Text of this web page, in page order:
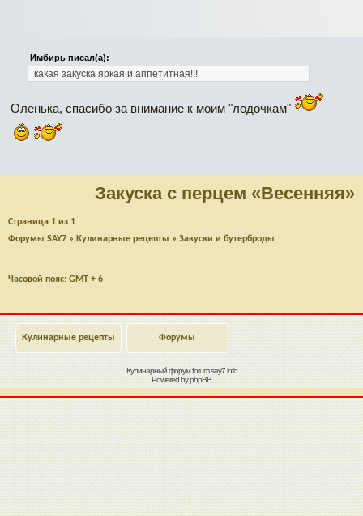
Имбирь писал(а):
какая закуска яркая и аппетитная!!!
Оленька, спасибо за внимание к моим "лодочкам"
Закуска с перцем «Весенняя»
Страница 1 из 1
Форумы SAY7 » Кулинарные рецепты » Закуски и бутерброды
Часовой пояс: GMT + 6
Кулинарные рецепты Форумы
Кулинарный форумforum.say7.info
Powered byphpBB